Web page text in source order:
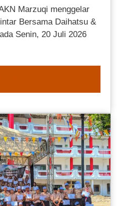
Marzuqi menggelar
Bersama Daihatsu &
Senin, 20 Juli 2026